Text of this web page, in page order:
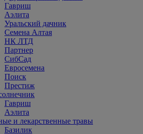
Гавриш
Аэлита
Уральский дачник
Семена Алтая
НК ЛТД
Партнер
СибСад
Евросемена
Поиск
Престиж
Гавриш
Аэлита
и лекарственные травы
Базилик